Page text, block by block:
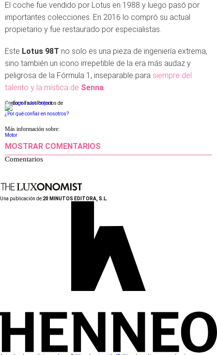
El coche fue vendido por Lotus en 1988 y luego pasó por
importantes colecciones. En 2016 lo compró su actual
propietario y fue restaurado por especialistas.
Este Lotus 98T no solo es una pieza de ingeniería extrema,
sino también un icono irrepetible de la era más audaz y
peligrosa de la Fórmula 1, inseparable para siempre del
talento y la mística de Senna.
Conforme a los criterios de
¿Por qué confiar en nosotros?
Más información sobre:
Motor
MOSTRAR COMENTARIOS
Comentarios
Una publicación de:20 MINUTOS EDITORA, S.L.